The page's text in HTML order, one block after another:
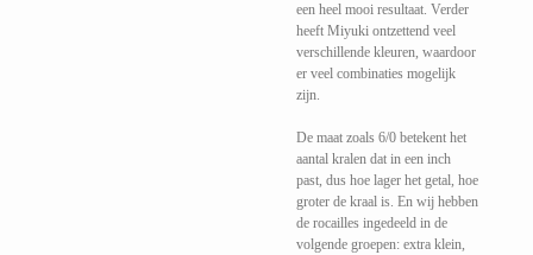
een heel mooi resultaat. Verder
heeft Miyuki ontzettend veel
verschillende kleuren, waardoor
er veel combinaties mogelijk
zijn.
De maat zoals 6/0 betekent het
aantal kralen dat in een inch
past, dus hoe lager het getal, hoe
groter de kraal is. En wij hebben
de rocailles ingedeeld in de
volgende groepen: extra klein,